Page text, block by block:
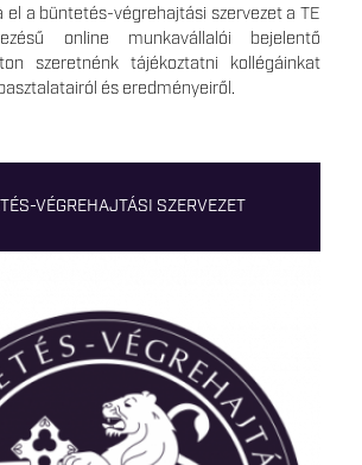
a büntetés-végrehajtási szervezet a TE
online munkavállalói bejelentő
szeretnénk tájékoztatni kollégáinkat
és eredményeiről.
VÉGREHAJTÁSI SZERVEZET